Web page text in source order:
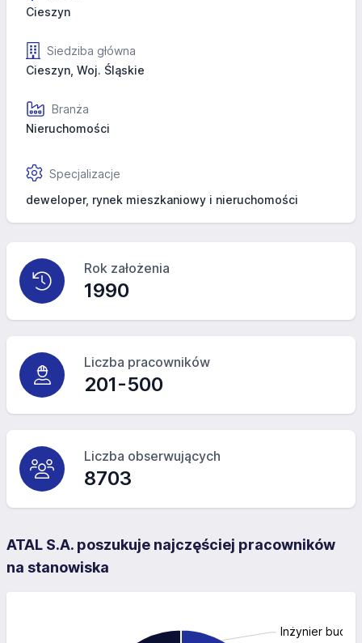
Cieszyn
Siedziba główna
Cieszyn, Woj. Śląskie
Branża
Nieruchomości
Specjalizacje
deweloper, rynek mieszkaniowy i nieruchomości
Rok założenia
1990
Liczba pracowników
201-500
Liczba obserwujących
8703
ATAL S.A. poszukuje najczęściej pracowników
na stanowiska
Inżynier